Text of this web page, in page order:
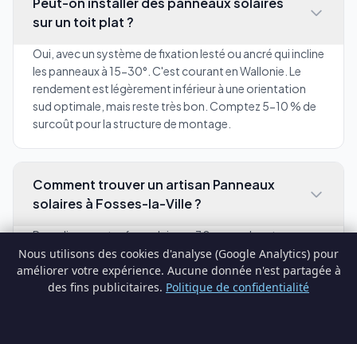
Nous utilisons des cookies d'analyse (Google Analytics) pour
améliorer votre expérience. Aucune donnée n'est partagée à
des fins publicitaires. Politique de confidentialité
sur un toit plat ?
Oui, avec un système de fixation lesté ou ancré qui incline
les panneaux à 15-30°. C'est courant en Wallonie. Le
rendement est légèrement inférieur à une orientation
sud optimale, mais reste très bon. Comptez 5-10 % de
surcoût pour la structure de montage.
Comment trouver un artisan Panneaux
solaires à Fosses-la-Ville ?
Remplissez notre formulaire en 30 secondes et recevez
3 devis de professionnels enregistrés à Fosses-la-Ville
(5070). Tous nos artisans disposent d'un numéro
d'entreprise BCE valide et d'une assurance RC